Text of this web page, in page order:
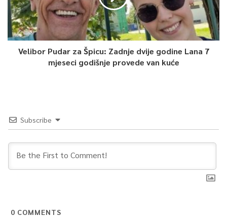
Velibor Pudar za Špicu: Zadnje dvije godine Lana 7
mjeseci godišnje provede van kuće
Subscribe
0 COMMENTS